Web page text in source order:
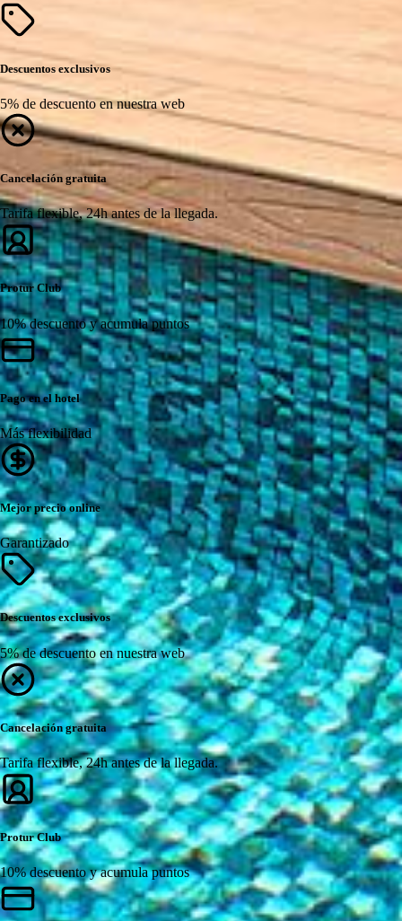
Descuentos exclusivos
5% de descuento en nuestra web
Cancelación gratuita
Tarifa flexible, 24h antes de la llegada.
Protur Club
10% descuento y acumula puntos
Pago en el hotel
Más flexibilidad
Mejor precio online
Garantizado
Descuentos exclusivos
5% de descuento en nuestra web
Cancelación gratuita
Tarifa flexible, 24h antes de la llegada.
Protur Club
10% descuento y acumula puntos